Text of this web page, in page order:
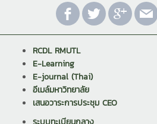
RCDL RMUTL
E-Learning
E-journal (Thai)
อีเมล์มหาวิทยาลัย
เสนอวาระการประชุม CEO